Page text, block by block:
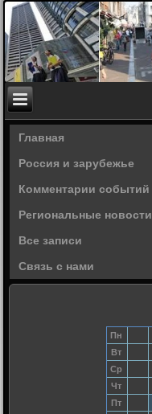
Главная
Россия и зарубежье
Комментарии событий
Региональные новости
Все записи
Связь с нами
Пн
Вт
Ср
Чт
Пт